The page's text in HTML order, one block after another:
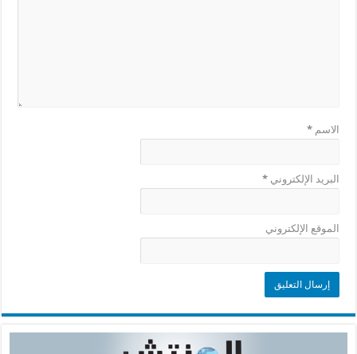
الاسم*
البريد الإلكتروني*
الموقع الإلكتروني